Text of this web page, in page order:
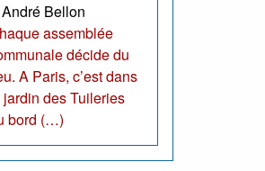
André Bellon
assemblée
décide du
A Paris, c’est dans
jardin des Tuileries
bord (…)